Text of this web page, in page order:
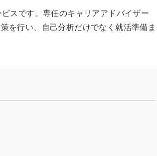
スです。専任のキャリアアドバイザー
を行い、自己分析だけでなく就活準備ま